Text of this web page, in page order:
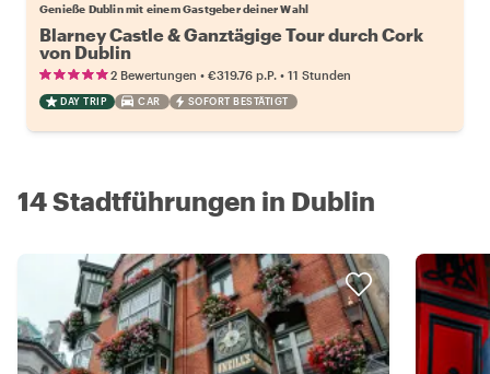
Genieße Dublin mit einem Gastgeber deiner Wahl
Blarney Castle & Ganztägige Tour durch Cork
von Dublin
2 Bewertungen • €319.76 p.P. • 11 Stunden
DAY TRIP CAR SOFORT BESTÄTIGT
14 Stadtführungen in Dublin